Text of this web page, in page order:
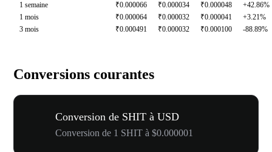
1 semaine
₹0.000066 ₹0.000034 ₹0.000048
+42.86%
1 mois
₹0.000064 ₹0.000032 ₹0.000041
+3.21%
3 mois
₹0.000491 ₹0.000032 ₹0.000100 -88.89%
Conversions courantes
Conversion de SHIT à USD
Conversion de 1 SHIT à $0.000001